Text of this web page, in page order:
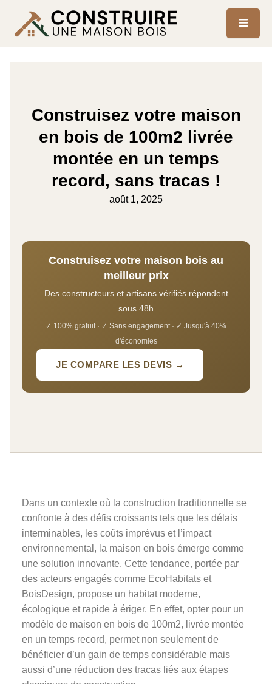
Construisez votre maison
en bois de 100m2 livrée
montée en un temps
record, sans tracas !
août 1, 2025
Construisez votre maison bois au
meilleur prix
Des constructeurs et artisans vérifiés répondent
sous 48h
✓ 100% gratuit · ✓ Sans engagement · ✓ Jusqu'à 40%
d'économies
JE COMPARE LES DEVIS →
Dans un contexte où la construction traditionnelle se
confronte à des défis croissants tels que les délais
interminables, les coûts imprévus et l’impact
environnemental, la maison en bois émerge comme
une solution innovante. Cette tendance, portée par
des acteurs engagés comme EcoHabitats et
BoisDesign, propose un habitat moderne,
écologique et rapide à ériger. En effet, opter pour un
modèle de maison en bois de 100m2, livrée montée
en un temps record, permet non seulement de
bénéficier d’un gain de temps considérable mais
aussi d’une réduction des tracas liés aux étapes